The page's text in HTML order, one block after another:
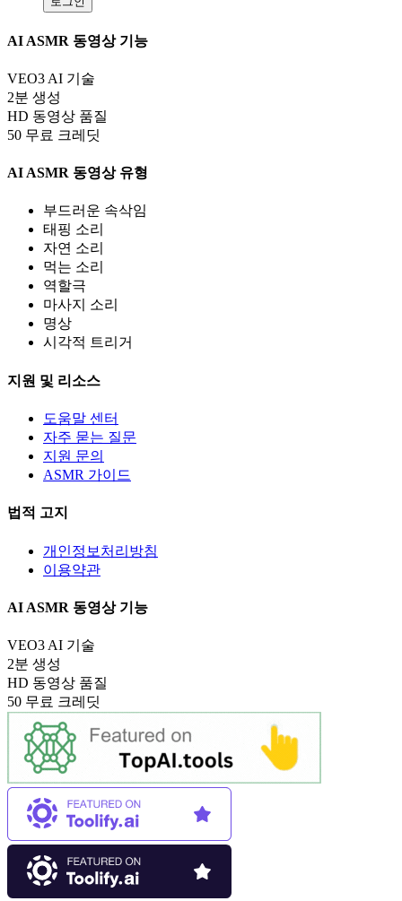
AI ASMR 동영상 기능
VEO3 AI 기술
2분 생성
HD 동영상 품질
50 무료 크레딧
AI ASMR 동영상 유형
부드러운 속삭임
태핑 소리
자연 소리
먹는 소리
역할극
마사지 소리
명상
시각적 트리거
지원 및 리소스
도움말 센터
자주 묻는 질문
지원 문의
ASMR 가이드
법적 고지
개인정보처리방침
이용약관
AI ASMR 동영상 기능
VEO3 AI 기술
2분 생성
HD 동영상 품질
50 무료 크레딧